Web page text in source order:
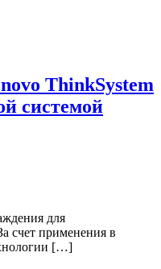
ThinkSystem
системой
для
счет применения в
[…]